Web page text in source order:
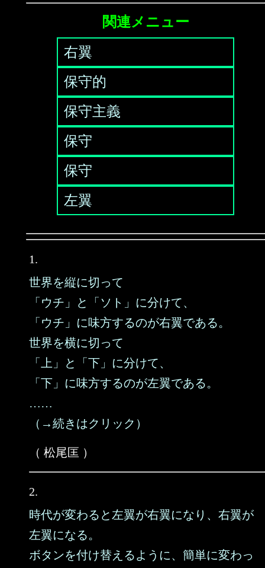
関連メニュー
右翼
保守的
保守主義
保守
保守
左翼
1.
世界を縦に切って
「ウチ」と「ソト」に分けて、
「ウチ」に味方するのが右翼である。
世界を横に切って
「上」と「下」に分けて、
「下」に味方するのが左翼である。
……
（→続きはクリック）
（ 松尾匡 ）
2.
時代が変わると左翼が右翼になり、右翼が
左翼になる。
ボタンを付け替えるように、簡単に変わっ